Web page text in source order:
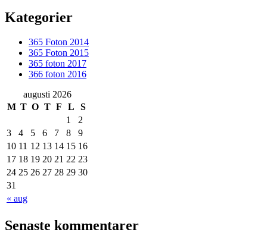
Kategorier
365 Foton 2014
365 Foton 2015
365 foton 2017
366 foton 2016
augusti 2026
M T O T F L S
« aug
1
2
3
4 5 6 7 8
9
10 11 12 13 14 15 16
17 18 19 20 21 22 23
24 25 26 27 28 29 30
31
Senaste kommentarer